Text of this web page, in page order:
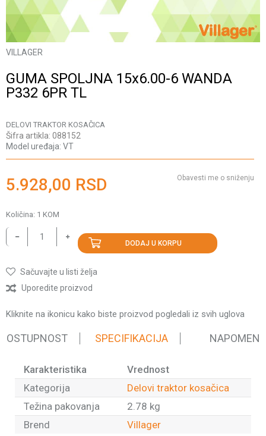
VILLAGER
GUMA SPOLJNA 15x6.00-6 WANDA
P332 6PR TL
DELOVI TRAKTOR KOSAČICA
Šifra artikla: 088152
Model uređaja: VT
5.928,00 RSD Obavesti me o sniženju
Količina: 1 KOM
DODAJ U KORPU
Sačuvajte u listi želja
Uporedite proizvod
Kliknite na ikonicu kako biste proizvod pogledali iz svih uglova
SPECIFIKACIJA NAPOMENA
Karakteristika
Vrednost
Kategorija
Delovi traktor kosačica
Težina pakovanja
2.78 kg
Brend
Villager